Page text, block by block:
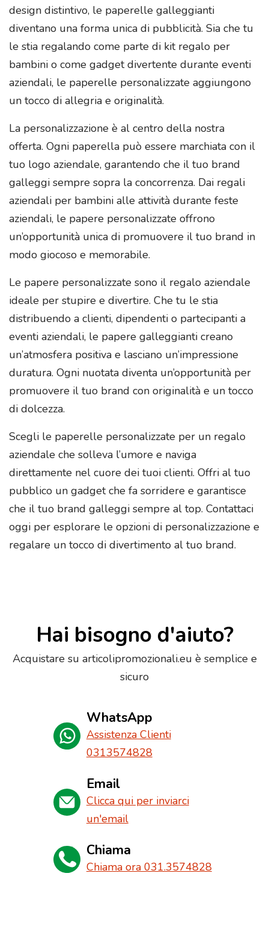
design distintivo, le paperelle galleggianti
diventano una forma unica di pubblicità. Sia che tu
le stia regalando come parte di kit regalo per
bambini o come gadget divertente durante eventi
aziendali, le paperelle personalizzate aggiungono
un tocco di allegria e originalità.
La personalizzazione è al centro della nostra
offerta. Ogni paperella può essere marchiata con il
tuo logo aziendale, garantendo che il tuo brand
galleggi sempre sopra la concorrenza. Dai regali
aziendali per bambini alle attività durante feste
aziendali, le papere personalizzate offrono
un’opportunità unica di promuovere il tuo brand in
modo giocoso e memorabile.
Le papere personalizzate sono il regalo aziendale
ideale per stupire e divertire. Che tu le stia
distribuendo a clienti, dipendenti o partecipanti a
eventi aziendali, le papere galleggianti creano
un’atmosfera positiva e lasciano un’impressione
duratura. Ogni nuotata diventa un’opportunità per
promuovere il tuo brand con originalità e un tocco
di dolcezza.
Scegli le paperelle personalizzate per un regalo
aziendale che solleva l’umore e naviga
direttamente nel cuore dei tuoi clienti. Offri al tuo
pubblico un gadget che fa sorridere e garantisce
che il tuo brand galleggi sempre al top. Contattaci
oggi per esplorare le opzioni di personalizzazione e
regalare un tocco di divertimento al tuo brand.
Hai bisogno d'aiuto?
Acquistare su articolipromozionali.eu è semplice e
sicuro
WhatsApp
Assistenza Clienti
0313574828
Email
Clicca qui per inviarci
un'email
Chiama
Chiama ora 031.3574828